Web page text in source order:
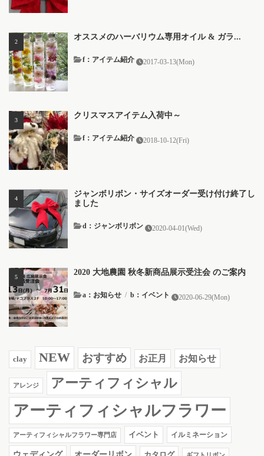
オススメのハーバリウム専用オイル & ガラ...
2017-03-13(Mon)
f：アイテム紹介
クリスマスアイテム入荷中～
2018-10-12(Fri)
f：アイテム紹介
ジャンボリボン・サイズオーダー受け付け終了し
ました
2020-04-01(Wed)
d：ジャンボリボン
2020 大地農園 秋冬新商品展示受注会 のご案内
2020-06-29(Mon)
a：お知らせ / b：イベント
clay NEW おすすめ お正月 お知らせ
アレンジ アーティフィシャル
アーティフィシャルフラワー
アーティフィシャルフラワー専門店 イベント イルミネーション
ウェディング オーダーリボン